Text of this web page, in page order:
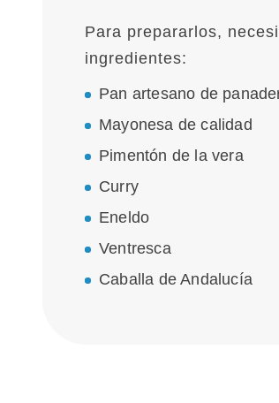
Para prepararlos,
ingredientes:
Pan artesano de
Mayonesa de calidad
Pimentón de la vera
Curry
Eneldo
Ventresca
Caballa de Andalucía